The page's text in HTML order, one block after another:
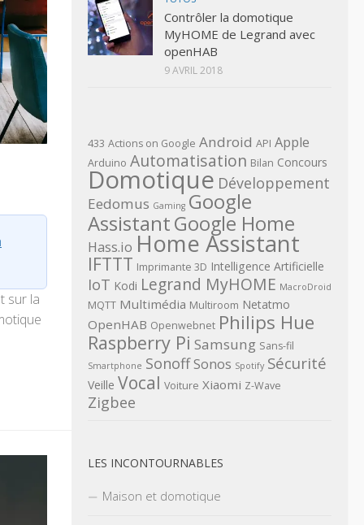
sur la
Contrôler la domotique
MyHOME de Legrand avec
openHAB
9 AVRIL 2018
433 Actions on Google Android API Apple
Arduino Automatisation Bilan Concours
Domotique Développement
Eedomus Gaming Google
AssistantGoogle Home
Hass.io Home Assistant
IFTTT Imprimante 3D Intelligence Artificielle
IoT Kodi Legrand MyHOME MacroDroid
MQTT Multimédia Multiroom Netatmo
OpenHAB Openwebnet Philips Hue
Raspberry Pi Samsung Sans-fil
Smartphone SonoffSonos Spotify Sécurité
Veille Vocal Voiture Xiaomi Z-Wave
Zigbee
LES INCONTOURNABLES
Maison et domotique